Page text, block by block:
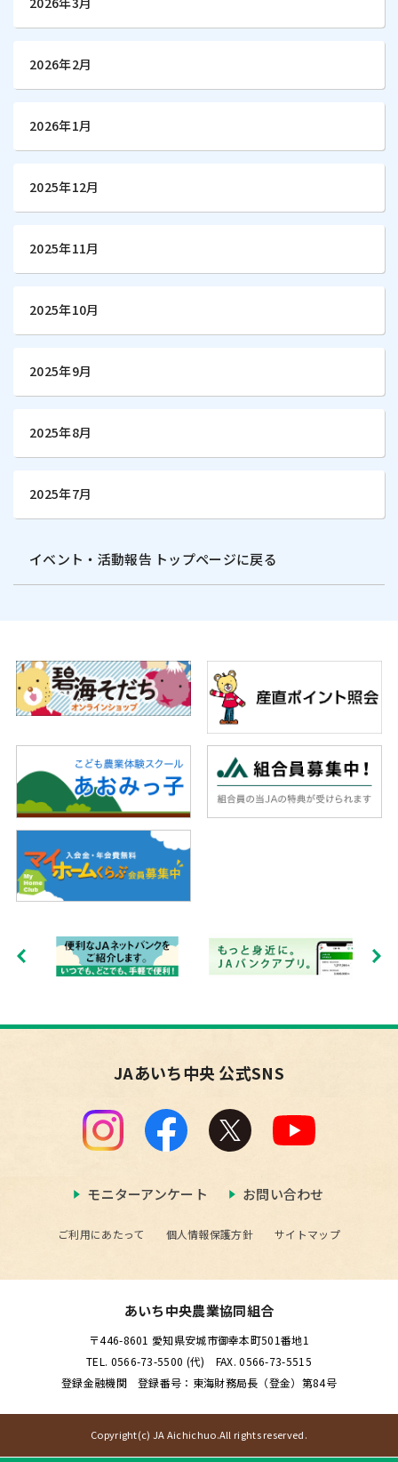
2026年2月
2026年1月
2025年12月
2025年11月
2025年10月
2025年9月
2025年8月
2025年7月
イベント・活動報告 トップページに戻る
JAあいち中央 公式SNS
モニターアンケート お問い合わせ
ご利用にあたって 個人情報保護方針 サイトマップ
あいち中央農業協同組合
〒446-8601 愛知県安城市御幸本町501番地1
TEL. 0566-73-5500 (代) FAX. 0566-73-5515
登録金融機関 登録番号：東海財務局長（登金）第84号
Copyright(c) JA Aichichuo.All rights reserved.